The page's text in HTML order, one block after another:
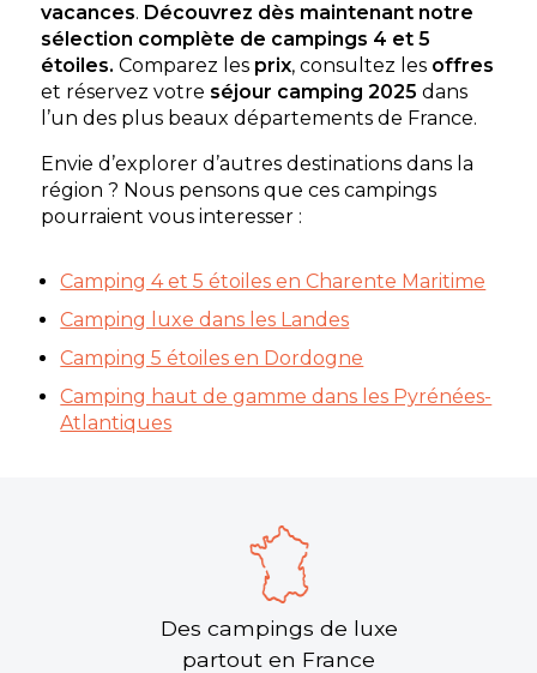
vacances. Découvrez dès maintenant notre
sélection complète de campings 4 et 5
étoiles. Comparez les prix, consultez les offres
et réservez votre séjour camping 2025 dans
l’un des plus beaux départements de France.
Envie d’explorer d’autres destinations dans la
région ? Nous pensons que ces campings
pourraient vous interesser :
Camping 4 et 5 étoiles en Charente Maritime
Camping luxe dans les Landes
Camping 5 étoiles en Dordogne
Camping haut de gamme dans les Pyrénées-
Atlantiques
Soulac-sur-Mer, Gironde , Nouvelle-Aquitaine
★ 4.7/5 (380 avis)
Aucune information tarifaire disponible
Découvrir
Aucune information tarifaire disponible
Des campings de luxe
partout en France